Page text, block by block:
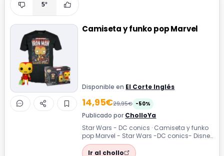
5°
Camiseta y funko pop Marvel
Disponible en El Corte Inglés
14,95€29,95€ -50%
Publicado por CholloYa
Star Wars - DC conics · Camiseta y funko
pop Marvel - Star Wars -DC conics- Disney
- varios modelos destaca por sus p...
Ir al chollo